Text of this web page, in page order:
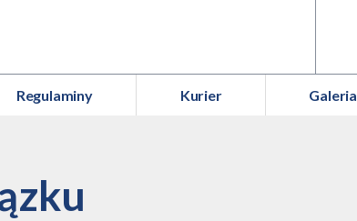
Regulaminy Kurier Galeria